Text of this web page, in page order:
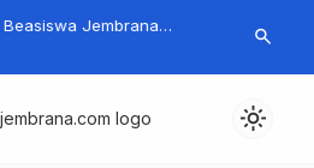
Jembrana
Upaya Penambahan di
Fantastis!
Jembrana
search
light_mode